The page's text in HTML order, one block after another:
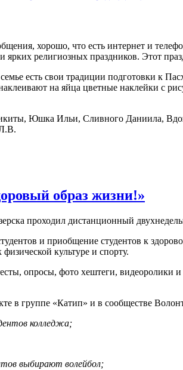
хорошо, что есть интернет и
религиозных праздников. Этот
есть свои традиции подготовки к
на яйца цветные наклейки с
Юшка Ильи, Сливного Даниила,
образ жизни!»
проходил дистанционный
и приобщение студентов к
культуре и спорту.
опросы, фото хештеги,
в группе «Катип» и в сообществе
колледжа;
выбирают волейбол;